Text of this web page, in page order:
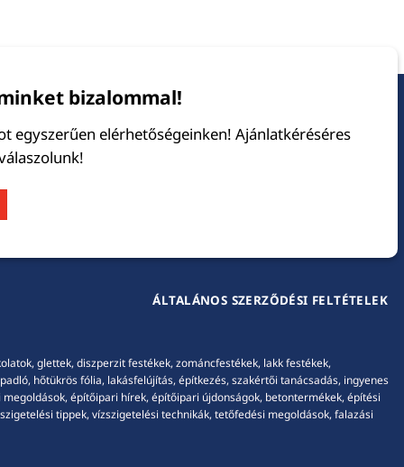
bizalommal!
egyszerűen elérhetőségeinken! Ajánlatkéréséres
ÁLTALÁNOS SZERZŐDÉSI FELTÉTELEK
glettek, diszperzit festékek, zománcfestékek, lakk festékek,
hőtükrös fólia, lakásfelújítás, építkezés, szakértői tanácsadás, ingyenes
építőipari hírek, építőipari újdonságok, betontermékek, építési
tippek, vízszigetelési technikák, tetőfedési megoldások, falazási